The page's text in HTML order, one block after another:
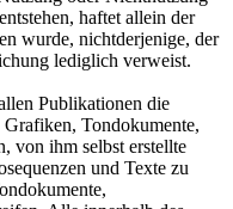
haftet allein der
wurde, nichtderjenige, der
lediglich verweist.
Publikationen die
Tondokumente,
von ihm selbst erstellte
und Texte zu